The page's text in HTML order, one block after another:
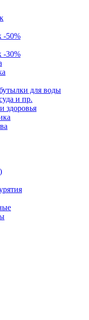
-50%
-30%
для воды
и пр.
здоровья